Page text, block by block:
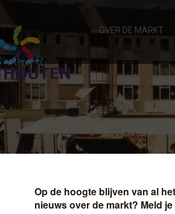
OVER DE MARKT